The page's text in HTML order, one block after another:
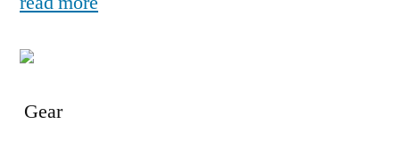
Gear